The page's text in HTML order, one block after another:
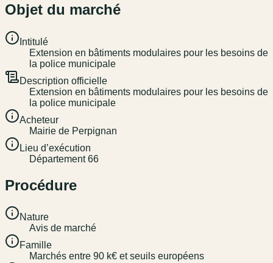
Objet du marché
Intitulé
Extension en bâtiments modulaires pour les besoins de
la police municipale
Description officielle
Extension en bâtiments modulaires pour les besoins de
la police municipale
Acheteur
Mairie de Perpignan
Lieu d’exécution
Département 66
Procédure
Nature
Avis de marché
Famille
Marchés entre 90 k€ et seuils européens